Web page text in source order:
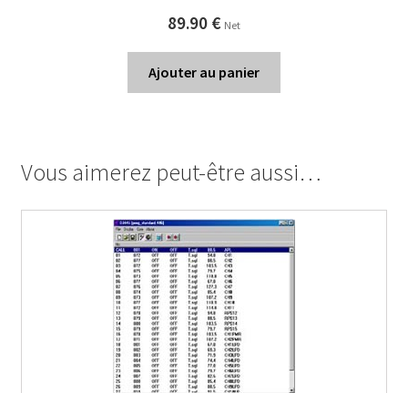
89.90 € Net
Ajouter au panier
Vous aimerez peut-être aussi…